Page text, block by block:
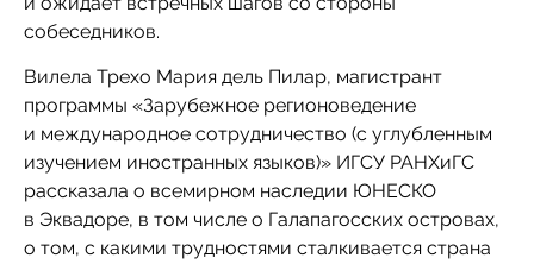
собеседников.
Вилела Трехо Мария дель Пилар, магистрант
программы «Зарубежное регионоведение
и международное сотрудничество (с углубленным
изучением иностранных языков)» ИГСУ РАНХиГС
рассказала о всемирном наследии ЮНЕСКО
в Эквадоре, в том числе о Галапагосских островах,
о том, с какими трудностями сталкивается страна